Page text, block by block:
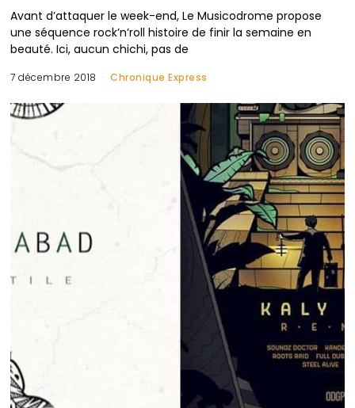
Avant d’attaquer le week-end, Le Musicodrome propose
une séquence rock’n’roll histoire de finir la semaine en
beauté. Ici, aucun chichi, pas de
7 décembre 2018 Chronique Express